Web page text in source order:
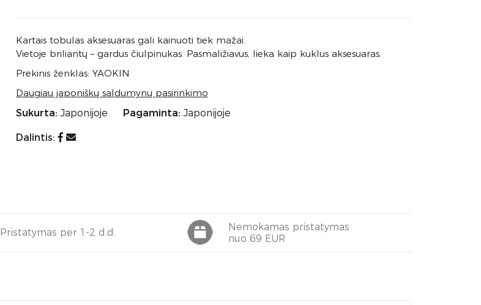
Kartais tobulas aksesuaras gali kainuoti tiek mažai.
Vietoje briliantų – gardus čiulpinukas. Pasmaližiavus, lieka kaip kuklus aksesuaras.
Prekinis ženklas: YAOKIN
Daugiau japoniškų saldumynų pasirinkimo
Sukurta: Japonijoje Pagaminta: Japonijoje
Dalintis:
Pristatymas per 1-2 d.d.
Nemokamas pristatymas
nuo 69 EUR